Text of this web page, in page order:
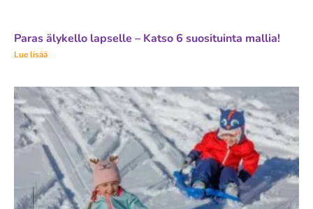
Paras älykello lapselle – Katso 6 suosituinta mallia!
Lue lisää